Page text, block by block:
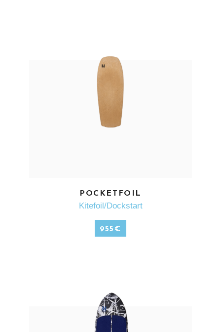
EN SAVOIR PLUS
POCKETFOIL
Kitefoil/Dockstart
955 €